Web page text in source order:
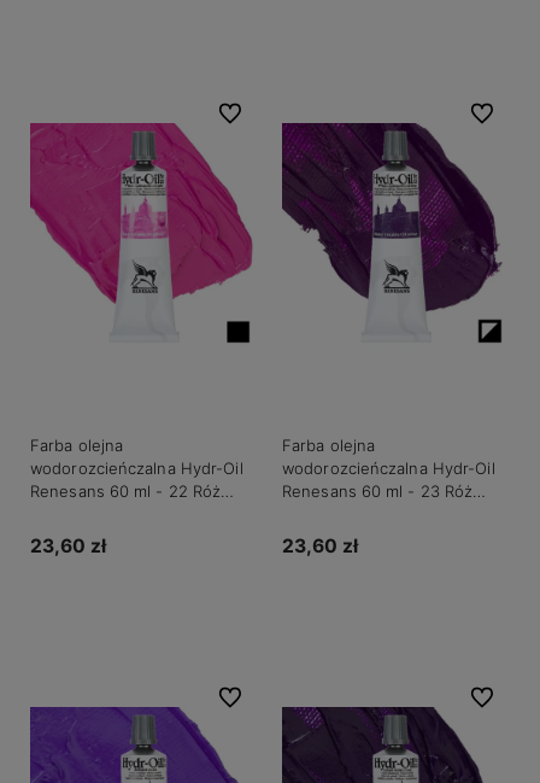
Farba olejna
wodorozcieńczalna Hydr-Oil
Renesans 60 ml - 22 Róż
23,60 zł
Do ulubionych
Farba olejna
wodorozcieńczalna Hydr-Oil
Renesans 60 ml - 23 Róż
23,60 zł
Do
Do ulubionych Do